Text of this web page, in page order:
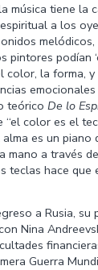
música tiene la
a los
melódicos,
pintores podían
color, la forma,
emocionales
teóricoDe lo
“el color es el
es un piano
mano a través
teclas hace que
a Rusia, su
Nina
Guerra